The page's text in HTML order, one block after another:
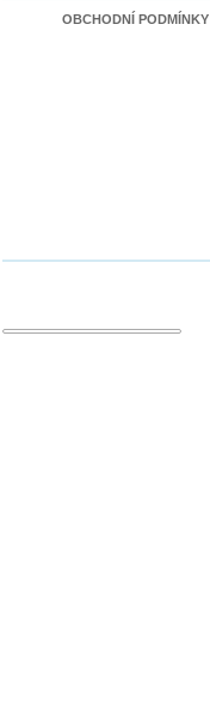
OBCHODNÍ PODMÍNKY